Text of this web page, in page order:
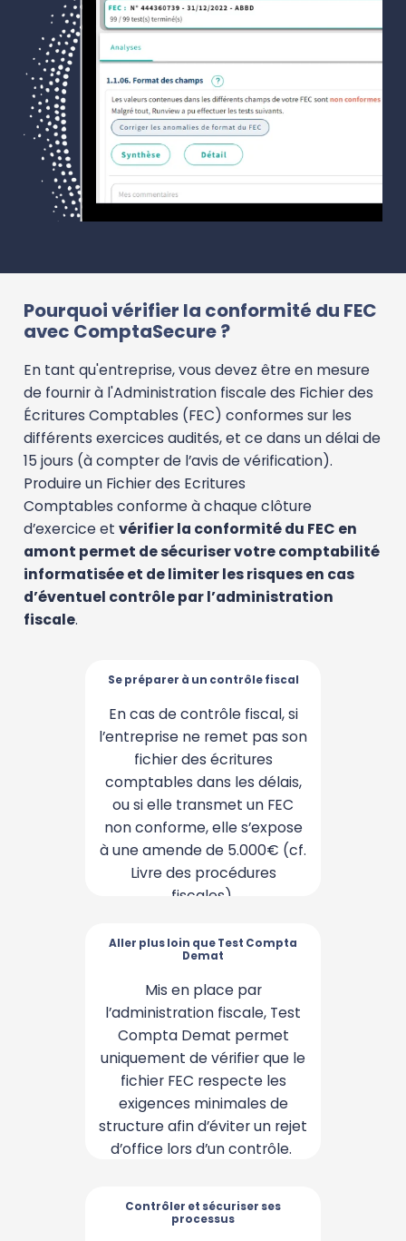
Pourquoi vérifier la conformité du FEC
avec ComptaSecure ?
En tant qu'entreprise, vous devez être en mesure
de fournir à l'Administration fiscale des Fichier des
Écritures Comptables (FEC) conformes sur les
différents exercices audités, et ce dans un délai de
15 jours (à compter de l’avis de vérification).
Produire un Fichier des Ecritures
Comptables conforme à chaque clôture
d’exercice etvérifier la conformité du FEC en
amont permet de sécuriser votre comptabilité
informatisée et de limiter les risques en cas
d’éventuel contrôle par l’administration
fiscale.
Se préparer à un contrôle fiscal
En cas de contrôle fiscal, si
l’entreprise ne remet pas son
fichier des écritures
comptables dans les délais,
ou si elle transmet un FEC
non conforme, elle s’expose
à une amende de 5.000€ (cf.
Livre des procédures
fiscales).
Se préparer à un contrôle fiscal
Avec ComptaSecure :
automatisez la vérification
de la conformité du FEC,
identifiez les anomalies
bloquantes et produisez un
FEC conforme, avant toute
remise à l’administration
fiscale.
Aller plus loin que Test Compta
Demat
Mis en place par
l’administration fiscale, Test
Compta Demat permet
uniquement de vérifier que le
fichier FEC respecte les
exigences minimales de
structure afin d’éviter un rejet
d’office lors d’un contrôle.
Aller plus loin que Test Compta
Demat
Avec ComptaSecure vous
allez au-delà du simple test
de structure :
• validation complète de la
structure du FEC,
• contrôle du contenu des
écritures comptables,
• détection des
une conformité du FEC sur le
fond comme sur la forme.
Contrôler et sécuriser ses
processus
Contrôler et sécuriser ses
processus